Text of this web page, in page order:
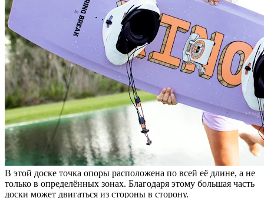
В этой доске точка опоры расположена по всей её длине, а не
только в определённых зонах. Благодаря этому большая часть
доски может двигаться из стороны в сторону.